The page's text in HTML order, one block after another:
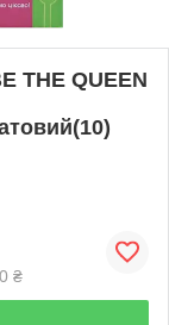
THE QUEEN
₴